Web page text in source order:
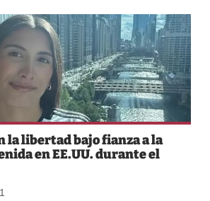
la libertad bajo fianza a la
en EE.UU. durante el